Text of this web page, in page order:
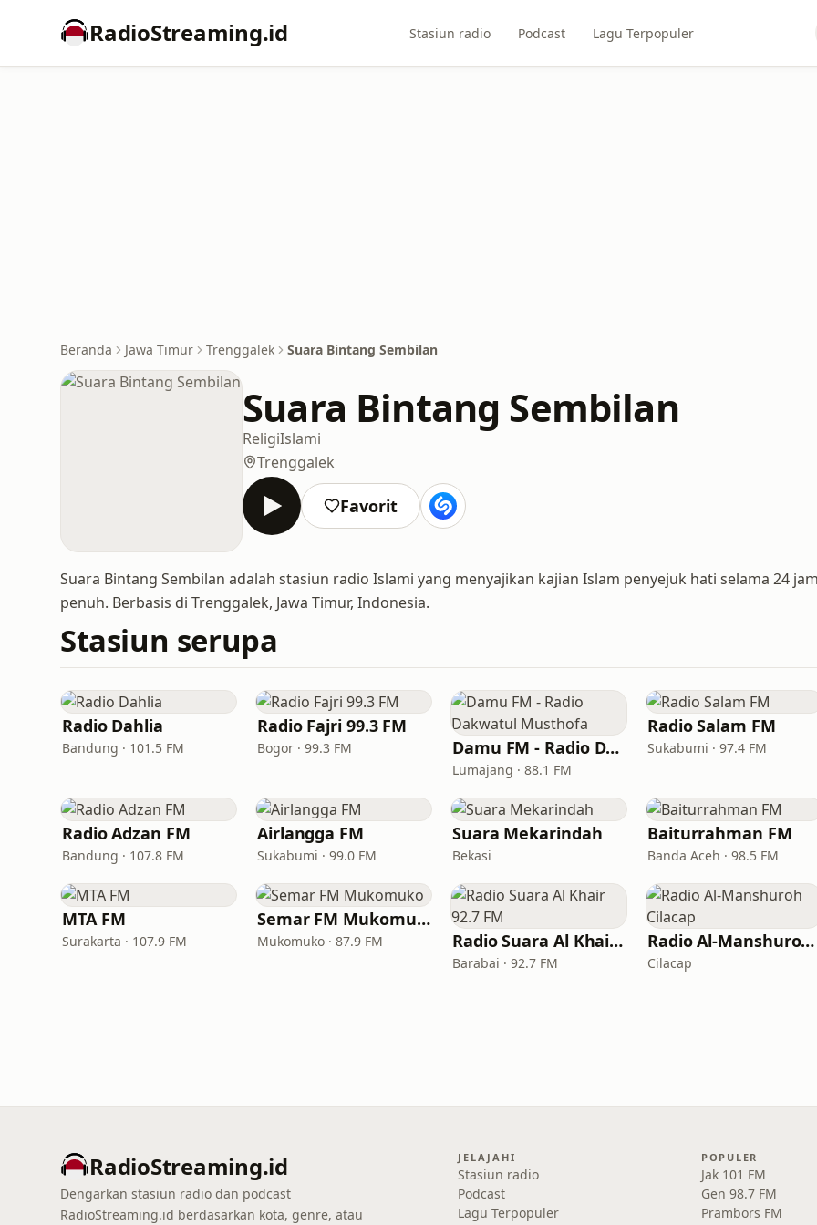
RadioStreaming.id Stasiun radio Podcast Lagu Terpopuler
Beranda Jawa Timur Trenggalek Suara Bintang Sembilan
Suara Bintang Sembilan
ReligiIslami
Trenggalek
Favorit
Suara Bintang Sembilan adalah stasiun radio Islami yang menyajikan kajian Islam penyejuk hati selama 24
penuh. Berbasis di Trenggalek, Jawa Timur, Indonesia.
Stasiun serupa
Radio Dahlia
Bandung · 101.5 FM
Radio Fajri 99.3 FM
Bogor · 99.3 FM Damu FM - Radio Dakwatul Musthofa
Lumajang · 88.1 FM
Radio Salam FM
Sukabumi · 97.4 FM
Radio Adzan FM
Bandung · 107.8 FM
Airlangga FM
Sukabumi · 99.0 FM
Suara Mekarindah
Bekasi
Baiturrahman FM
Banda Aceh · 98.5 FM
MTA FM
Surakarta · 107.9 FM
Semar FM Mukomuko
Mukomuko · 87.9 FM Radio Suara Al Khair 92.7 FM
Barabai · 92.7 FM
Radio Al-Manshuroh Cilacap
Cilacap
RadioStreaming.id
Dengarkan stasiun radio dan podcast
RadioStreaming.id berdasarkan kota, genre, atau
JELAJAHI
Stasiun radio
Podcast
Lagu Terpopuler
POPULER
Jak 101 FM
Gen 98.7 FM
Prambors FM